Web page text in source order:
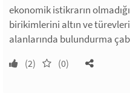
ekonomik istikrarın
birikimlerini altın ve
alanlarında bulundurma
(2) (0)